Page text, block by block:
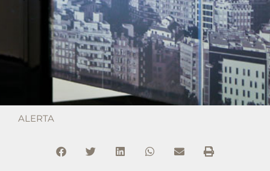
ALERTA